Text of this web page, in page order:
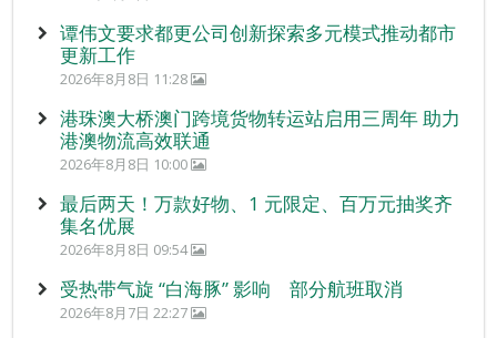
谭伟文要求都更公司创新探索多元模式推动都市
更新工作
2026年8月8日 11:28
港珠澳大桥澳门跨境货物转运站启用三周年 助力
港澳物流高效联通
2026年8月8日 10:00
最后两天！万款好物、1 元限定、百万元抽奖齐
集名优展
2026年8月8日 09:54
受热带气旋 “白海豚” 影响 部分航班取消
2026年8月7日 22:27